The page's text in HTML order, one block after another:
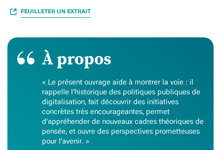
FEUILLETER UN EXTRAIT
À propos
« Le présent ouvrage aide à montrer la voie : il
rappelle l’historique des politiques publiques de
digitalisation, fait découvrir des initiatives
concrètes très encourageantes, permet
d’appréhender de nouveaux cadres théoriques de
pensée, et ouvre des perspectives prometteuses
pour l’avenir. »